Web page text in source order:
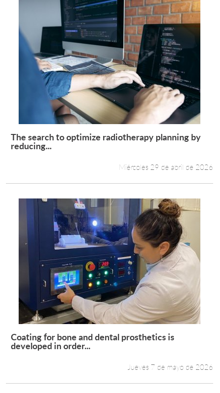
Leer más +
The search to optimize radiotherapy planning by
reducing...
Miércoles 29 de abril de 2026
Leer más +
Coating for bone and dental prosthetics is
developed in order...
Jueves 7 de mayo de 2026